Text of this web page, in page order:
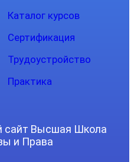
Каталог курсов
Сертификация
Трудоустройство
Практика
сайт Высшая Школа
и Права